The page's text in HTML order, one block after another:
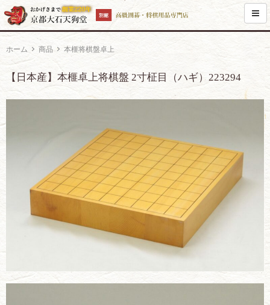
ホーム 商品 本榧将棋盤卓上
【日本産】本榧卓上将棋盤 2寸柾目（ハギ）223294